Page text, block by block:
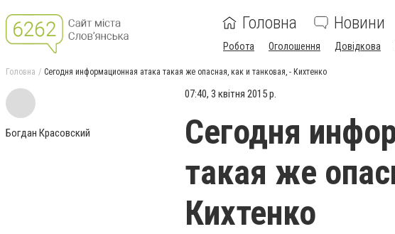
Головна Новини
Робота Оголошення Довідкова
Головна Сегодня информационная атака такая же опасная, как и танковая, - Кихтенко
Богдан Красовский
07:40, 3 квітня 2015 р.
Сегодня
такая же
Кихтенко